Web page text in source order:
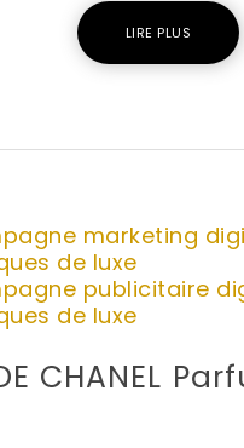
LIRE PLUS
marketing
de luxe
publicitaire
de luxe
CHANEL